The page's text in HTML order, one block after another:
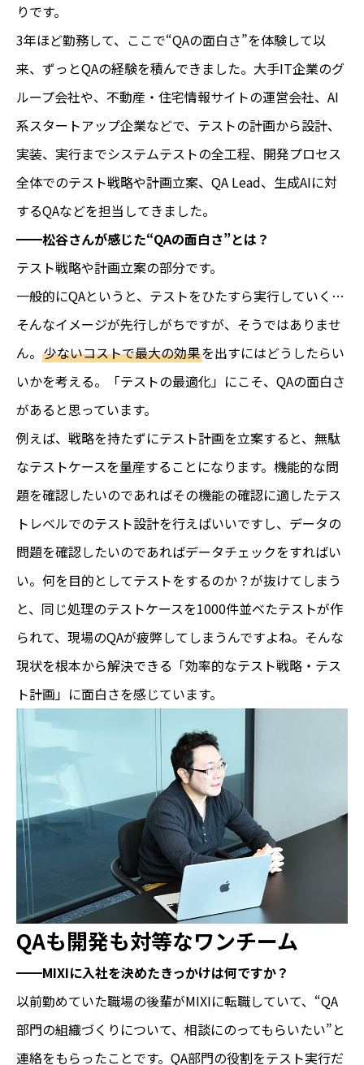
りです。
3年ほど勤務して、ここで“QAの面白さ”を体験して以
来、ずっとQAの経験を積んできました。大手IT企業のグ
ループ会社や、不動産・住宅情報サイトの運営会社、AI
系スタートアップ企業などで、テストの計画から設計、
実装、実行までシステムテストの全工程、開発プロセス
全体でのテスト戦略や計画立案、QA Lead、生成AIに対
するQAなどを担当してきました。
━━松谷さんが感じた“QAの面白さ”とは？
テスト戦略や計画立案の部分です。
一般的にQAというと、テストをひたすら実行していく…
そんなイメージが先行しがちですが、そうではありませ
ん。 少ないコストで最大の効果を出すにはどうしたらい
いかを考える。「テストの最適化」にこそ、QAの面白さ
があると思っています。
例えば、戦略を持たずにテスト計画を立案すると、無駄
なテストケースを量産することになります。機能的な問
題を確認したいのであればその機能の確認に適したテス
トレベルでのテスト設計を行えばいいですし、データの
問題を確認したいのであればデータチェックをすればい
い。何を目的としてテストをするのか？が抜けてしまう
と、同じ処理のテストケースを1000件並べたテストが作
られて、現場のQAが疲弊してしまうんですよね。そんな
現状を根本から解決できる「効率的なテスト戦略・テス
ト計画」に面白さを感じています。
QAも開発も対等なワンチーム
━━MIXIに入社を決めたきっかけは何ですか？
以前勤めていた職場の後輩がMIXIに転職していて、“QA
部門の組織づくりについて、相談にのってもらいたい”と
連絡をもらったことです。QA部門の役割をテスト実行だ